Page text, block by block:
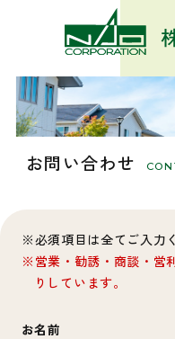
お問い合わせ
必須項目は全てご入力
営業・勧誘・商談・営
りしています。
お名前